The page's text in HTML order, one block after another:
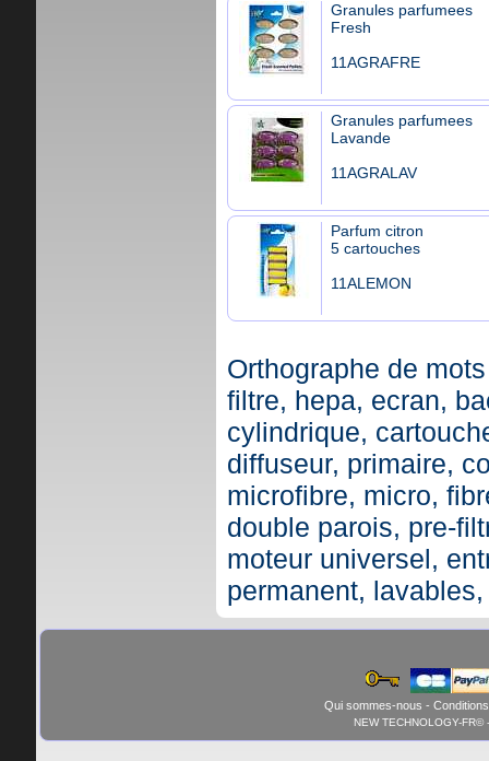
Granules parfumees
Fresh
11AGRAFRE
Granules parfumees
Lavande
11AGRALAV
Parfum citron
5 cartouches
11ALEMON
Orthographe de
filtre, hepa, ecran,
cylindrique,
diffuseur, primaire,
microfibre, micro,
double parois, pre-
moteur universel,
permanent,
Qui sommes-nous -
NEW TECHNOLOGY-